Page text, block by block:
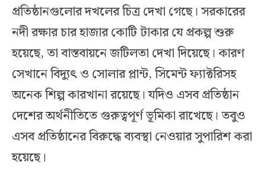
প্রতিষ্ঠানগুলোর দখলের চিত্র দেখা গেছে। সরকারের
নদী রক্ষার চার হাজার কোটি টাকার যে প্রকল্প শুরু
হয়েছে, তা বাস্তবায়নে জটিলতা দেখা দিয়েছে। কারণ
সেখানে বিদ্যুৎ ও সোলার প্লান্ট, সিমেন্ট ফ্যাক্টরিসহ
অনেক শিল্প কারখানা রয়েছে। যদিও এসব প্রতিষ্ঠান
দেশের অর্থনীতিতে গুরুত্বপূর্ণ ভূমিকা রাখেছে। তবুও
এসব প্রতিষ্ঠানের বিরুদ্ধে ব্যবস্থা নেওয়ার সুপারিশ করা
হয়েছে।